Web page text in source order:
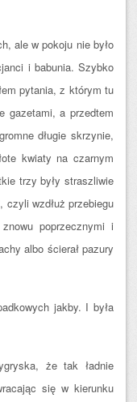
ale w pokoju nie było
i babunia. Szybko
pytania, z którym tu
gazetami, a przedtem
długie skrzynie,
kwiaty na czarnym
trzy były straszliwie
czyli wzdłuż przebiegu
poprzecznymi i
albo ścierał pazury
jakby. I była
że tak ładnie
się w kierunku